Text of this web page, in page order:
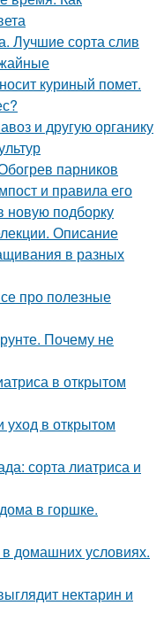
Лучшие сорта слив
куриный помет.
и другую органику
парников
и правила его
новую подборку
Описание
в разных
про полезные
Почему не
в открытом
уход в открытом
сорта лиатриса и
в горшке.
домашних условиях.
нектарин и